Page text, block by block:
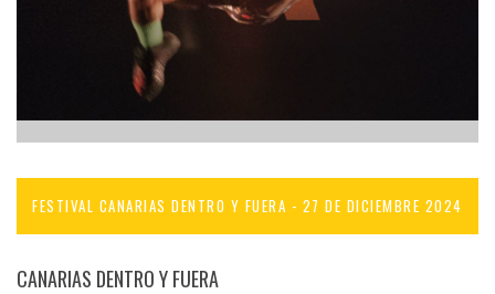
FESTIVAL CANARIAS DENTRO Y FUERA - 27 DE DICIEMBRE 2024
CANARIAS DENTRO Y FUERA